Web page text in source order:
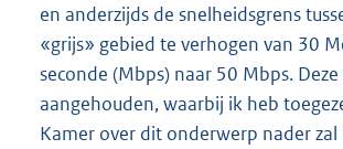
en anderzijds de snelheidsgrens
«grijs» gebied te verhogen van 30
seconde (Mbps) naar 50 Mbps.
aangehouden, waarbij ik heb
Kamer over dit onderwerp nader